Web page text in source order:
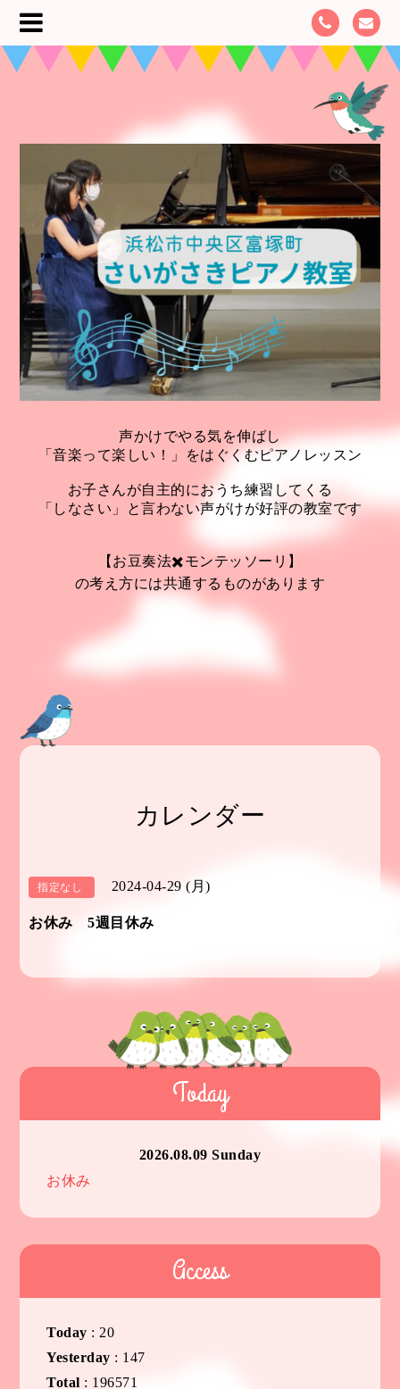
声かけでやる気を伸ばし
「音楽って楽しい！」をはぐくむピアノレッスン
お子さんが自主的におうち練習してくる
「しなさい」と言わない声がけが好評の教室です
【お豆奏法✖️モンテッソーリ】
の考え方には共通するものがあります
カレンダー
指定なし 2024-04-29 (月)
お休み 5週目休み
Today
2026.08.09 Sunday
お休み
Access
Today : 20
Yesterday : 147
Total : 196571